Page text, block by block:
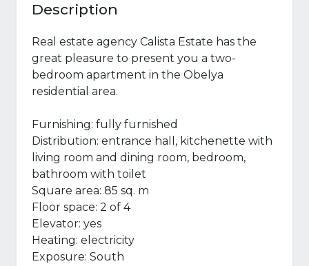
Description
Real estate agency Calista Estate has the
great pleasure to present you a two-
bedroom apartment in the Obelya
residential area.
Furnishing: fully furnished
Distribution: entrance hall, kitchenette with
living room and dining room, bedroom,
bathroom with toilet
Square area: 85 sq. m
Floor space: 2 of 4
Elevator: yes
Heating: electricity
Exposure: South